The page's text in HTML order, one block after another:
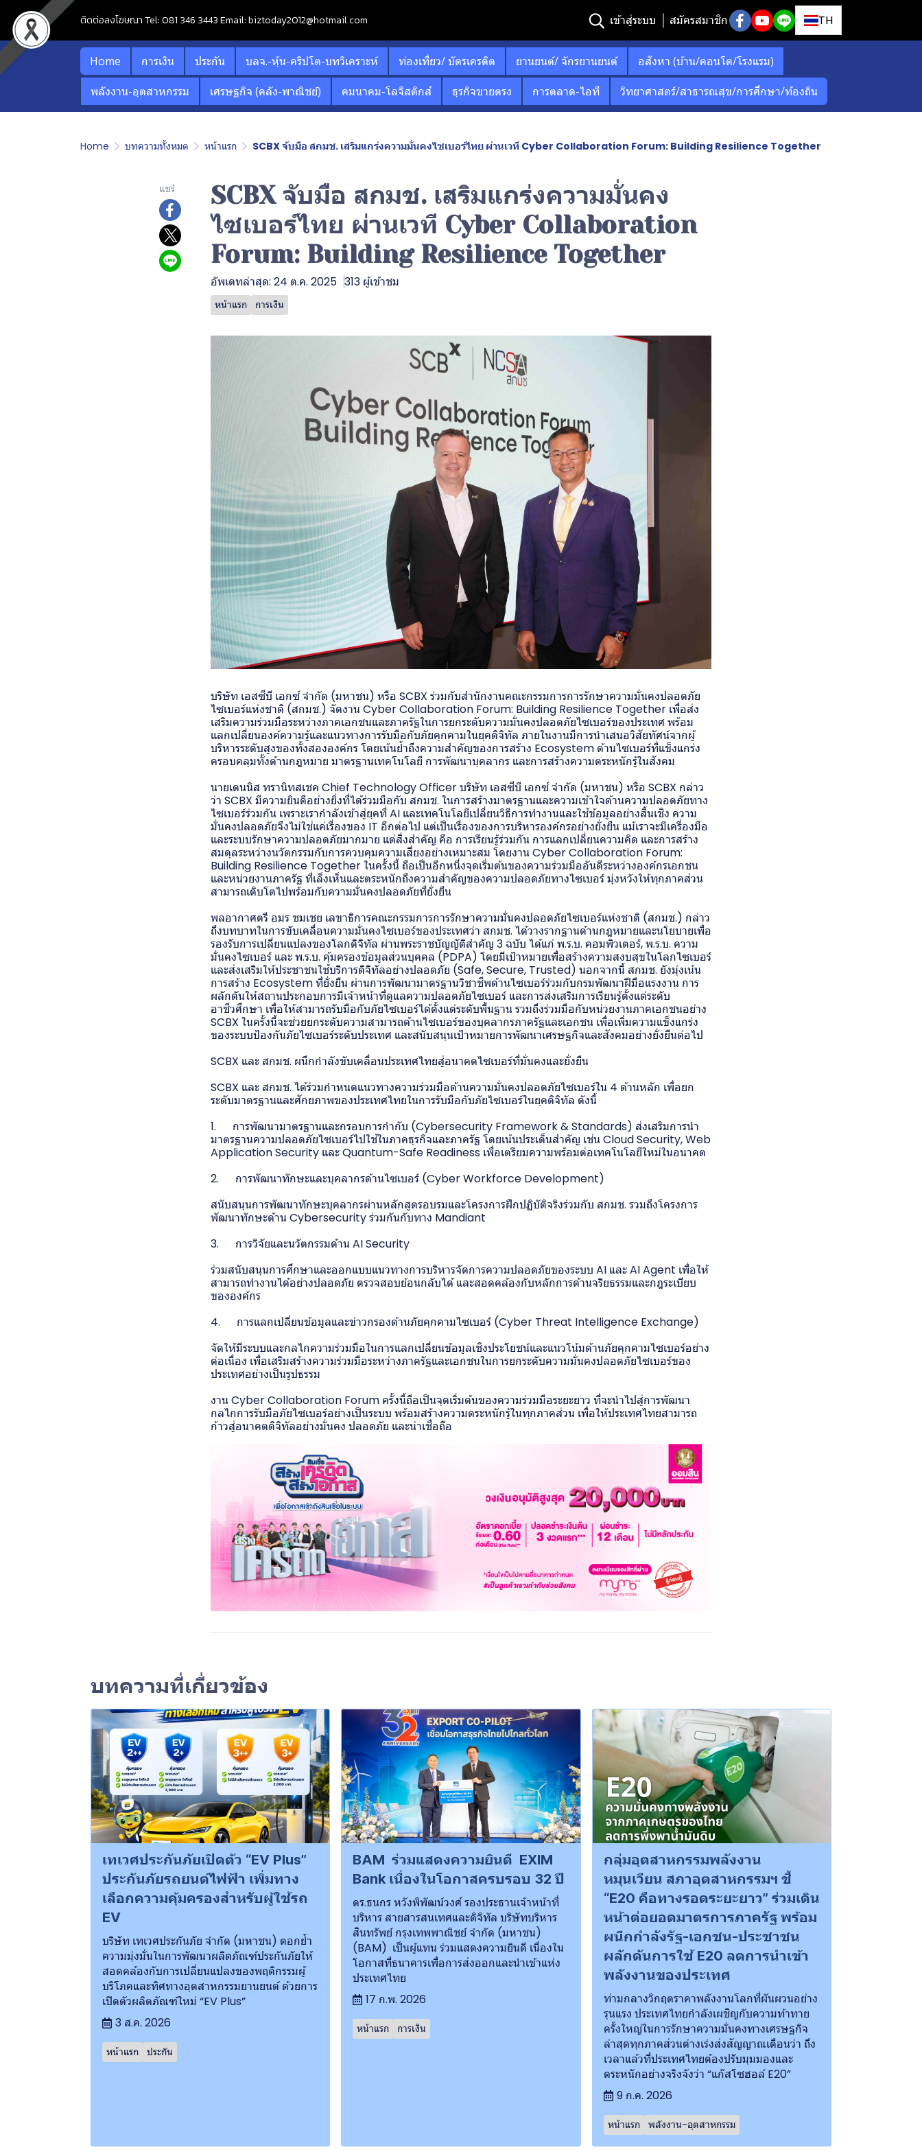
ติดต่อลงโฆษณา Tel: 081 346 3443 Email: biztoday2012@hotmail.com เข้าสู่ระบบ สมัครสมาชิก TH
Home การเงิน ประกัน บลจ.-หุ้น-คริปโต-บทวิเคราะห์ ท่องเที่ยว/ บัตรเครดิต ยานยนต์/ จักรยานยนต์
อสังหา (บ้าน/คอนโด/โรงแรม)
พลังงาน-อุตสาหกรรม
เศรษฐกิจ (คลัง-พาณิชย์) คมนาคม-โลจิสติกส์ ธุรกิจขายตรง การตลาด-ไอที วิทยาศาสตร์/สาธารณสุข/การศึกษา/ท้องถิน
Home บทความทั้งหมด หน้าแรก SCBX จับมือ สกมช. เสริมแกร่งความมั่นคงไซเบอร์ไทย ผ่านเวที Cyber Collaboration Forum: Building Resilience Together
แชร์
SCBX จับมือ สกมช. เสริมแกร่งความมั่นคง
ไซเบอร์ไทย ผ่านเวที Cyber Collaboration
Forum: Building Resilience Together
อัพเดทล่าสุด: 24 ต.ค. 2025 313 ผู้เข้าชม
หน้าแรก การเงิน
บริษัท เอสซีบี เอกซ์ จำกัด (มหาชน) หรือ SCBX ร่วมกับสำนักงานคณะกรรมการการรักษาความมั่นคงปลอดภัย
ไซเบอร์แห่งชาติ (สกมช.) จัดงาน Cyber Collaboration Forum: Building Resilience Together เพื่อส่ง
เสริมความร่วมมือระหว่างภาคเอกชนและภาครัฐในการยกระดับความมั่นคงปลอดภัยไซเบอร์ของประเทศ พร้อม
แลกเปลี่ยนองค์ความรู้และแนวทางการรับมือกับภัยคุกคามในยุคดิจิทัล ภายในงานมีการนำเสนอวิสัยทัศน์จากผู้
บริหารระดับสูงของทั้งสององค์กร โดยเน้นย้ำถึงความสำคัญของการสร้าง Ecosystem ด้านไซเบอร์ที่แข็งแกร่ง
ครอบคลุมทั้งด้านกฎหมาย มาตรฐานเทคโนโลยี การพัฒนาบุคลากร และการสร้างความตระหนักรู้ในสังคม
นายเดนนิส ทรานิทสเชค Chief Technology Officer บริษัท เอสซีบี เอกซ์ จำกัด (มหาชน) หรือ SCBX กล่าว
ว่า SCBX มีความยินดีอย่างยิ่งที่ได้ร่วมมือกับ สกมช. ในการสร้างมาตรฐานและความเข้าใจด้านความปลอดภัยทาง
ไซเบอร์ร่วมกัน เพราะเรากำลังเข้าสู่ยุคที่ AI และเทคโนโลยีเปลี่ยนวิธีการทำงานและใช้ข้อมูลอย่างสิ้นเชิง ความ
มั่นคงปลอดภัยจึงไม่ใช่แค่เรื่องของ IT อีกต่อไป แต่เป็นเรื่องของการบริหารองค์กรอย่างยั่งยืน แม้เราจะมีเครื่องมือ
และระบบรักษาความปลอดภัยมากมาย แต่สิ่งสำคัญ คือ การเรียนรู้ร่วมกัน การแลกเปลี่ยนความคิด และการสร้าง
สมดุลระหว่างนวัตกรรมกับการควบคุมความเสี่ยงอย่างเหมาะสม โดยงาน Cyber Collaboration Forum:
Building Resilience Together ในครั้งนี้ ถือเป็นอีกหนึ่งจุดเริ่มต้นของความร่วมมืออันดีระหว่างองค์กรเอกชน
และหน่วยงานภาครัฐ ที่เล็งเห็นและตระหนักถึงความสำคัญของความปลอดภัยทางไซเบอร์ มุ่งหวังให้ทุกภาคส่วน
สามารถเติบโตไปพร้อมกับความมั่นคงปลอดภัยที่ยั่งยืน
พลอากาศตรี อมร ชมเชย เลขาธิการคณะกรรมการการรักษาความมั่นคงปลอดภัยไซเบอร์แห่งชาติ (สกมช.) กล่าว
ถึงบทบาทในการขับเคลื่อนความมั่นคงไซเบอร์ของประเทศว่า สกมช. ได้วางรากฐานด้านกฎหมายและนโยบายเพื่อ
รองรับการเปลี่ยนแปลงของโลกดิจิทัล ผ่านพระราชบัญญัติสำคัญ 3 ฉบับ ได้แก่ พ.ร.บ. คอมพิวเตอร์, พ.ร.บ. ความ
มั่นคงไซเบอร์ และ พ.ร.บ. คุ้มครองข้อมูลส่วนบุคคล (PDPA) โดยมีเป้าหมายเพื่อสร้างความสงบสุขในโลกไซเบอร์
และส่งเสริมให้ประชาชนใช้บริการดิจิทัลอย่างปลอดภัย (Safe, Secure, Trusted) นอกจากนี้ สกมช. ยังมุ่งเน้น
การสร้าง Ecosystem ที่ยั่งยืน ผ่านการพัฒนามาตรฐานวิชาชีพด้านไซเบอร์ร่วมกับกรมพัฒนาฝีมือแรงงาน การ
ผลักดันให้สถานประกอบการมีเจ้าหน้าที่ดูแลความปลอดภัยไซเบอร์ และการส่งเสริมการเรียนรู้ตั้งแต่ระดับ
อาชีวศึกษา เพื่อให้สามารถรับมือกับภัยไซเบอร์ได้ตั้งแต่ระดับพื้นฐาน รวมถึงร่วมมือกับหน่วยงานภาคเอกชนอย่าง
SCBX ในครั้งนี้จะช่วยยกระดับความสามารถด้านไซเบอร์ของบุคลากรภาครัฐและเอกชน เพื่อเพิ่มความแข็งแกร่ง
ของระบบป้องกันภัยไซเบอร์ระดับประเทศ และสนับสนุนเป้าหมายการพัฒนาเศรษฐกิจและสังคมอย่างยั่งยืนต่อไป
SCBX และ สกมช. ผนึกกำลังขับเคลื่อนประเทศไทยสู่อนาคตไซเบอร์ที่มั่นคงและยั่งยืน
SCBX และ สกมช. ได้ร่วมกำหนดแนวทางความร่วมมือด้านความมั่นคงปลอดภัยไซเบอร์ใน 4 ด้านหลัก เพื่อยก
ระดับมาตรฐานและศักยภาพของประเทศไทยในการรับมือกับภัยไซเบอร์ในยุคดิจิทัล ดังนี้
1. การพัฒนามาตรฐานและกรอบการกำกับ (Cybersecurity Framework & Standards) ส่งเสริมการนำ
มาตรฐานความปลอดภัยไซเบอร์ไปใช้ในภาคธุรกิจและภาครัฐ โดยเน้นประเด็นสำคัญ เช่น Cloud Security, Web
Application Security และ Quantum-Safe Readiness เพื่อเตรียมความพร้อมต่อเทคโนโลยีใหม่ในอนาคต
2. การพัฒนาทักษะและบุคลากรด้านไซเบอร์ (Cyber Workforce Development)
สนับสนุนการพัฒนาทักษะบุคลากรผ่านหลักสูตรอบรมและโครงการฝึกปฏิบัติจริงร่วมกับ สกมช. รวมถึงโครงการ
พัฒนาทักษะด้าน Cybersecurity ร่วมกันกับทาง Mandiant
3. การวิจัยและนวัตกรรมด้าน AI Security
ร่วมสนับสนุนการศึกษาและออกแบบแนวทางการบริหารจัดการความปลอดภัยของระบบ AI และ AI Agent เพื่อให้
สามารถทำงานได้อย่างปลอดภัย ตรวจสอบย้อนกลับได้ และสอดคล้องกับหลักการด้านจริยธรรมและกฎระเบียบ
ขององค์กร
4. การแลกเปลี่ยนข้อมูลและข่าวกรองด้านภัยคุกคามไซเบอร์ (Cyber Threat Intelligence Exchange)
จัดให้มีระบบและกลไกความร่วมมือในการแลกเปลี่ยนข้อมูลเชิงประโยชน์และแนวโน้มด้านภัยคุกคามไซเบอร์อย่าง
ต่อเนื่อง เพื่อเสริมสร้างความร่วมมือระหว่างภาครัฐและเอกชนในการยกระดับความมั่นคงปลอดภัยไซเบอร์ของ
ประเทศอย่างเป็นรูปธรรม
งาน Cyber Collaboration Forum ครั้งนี้ถือเป็นจุดเริ่มต้นของความร่วมมือระยะยาว ที่จะนำไปสู่การพัฒนา
กลไกการรับมือภัยไซเบอร์อย่างเป็นระบบ พร้อมสร้างความตระหนักรู้ในทุกภาคส่วน เพื่อให้ประเทศไทยสามารถ
ก้าวสู่อนาคตดิจิทัลอย่างมั่นคง ปลอดภัย และน่าเชื่อถือ
บทความที่เกี่ยวข้อง
เทเวศประกันภัยเปิดตัว “EV Plus”
ประกันภัยรถยนต์ไฟฟ้า เพิ่มทาง
เลือกความคุ้มครองสำหรับผู้ใช้รถ
EV
บริษัท เทเวศประกันภัย จำกัด (มหาชน) ตอกย้ำ
ความมุ่งมั่นในการพัฒนาผลิตภัณฑ์ประกันภัยให้
สอดคล้องกับการเปลี่ยนแปลงของพฤติกรรมผู้
บริโภคและทิศทางอุตสาหกรรมยานยนต์ ด้วยการ
เปิดตัวผลิตภัณฑ์ใหม่ “EV Plus”
3 ส.ค. 2026
หน้าแรก ประกัน
BAM ร่วมแสดงความยินดี EXIM
Bank เนื่องในโอกาสครบรอบ 32 ปี
ดร.ธนกร หวังพิพัฒน์วงศ์ รองประธานเจ้าหน้าที่
บริหาร สายสารสนเทศและดิจิทัล บริษัทบริหาร
สินทรัพย์ กรุงเทพพาณิชย์ จำกัด (มหาชน)
(BAM) เป็นผู้แทน ร่วมแสดงความยินดี เนื่องใน
โอกาสที่ธนาคารเพื่อการส่งออกและนำเข้าแห่ง
ประเทศไทย
17 ก.พ. 2026
หน้าแรก การเงิน
กลุ่มอุตสาหกรรมพลังงาน
หมุนเวียน สภาอุตสาหกรรมฯ ชี้
“E20 คือทางรอดระยะยาว” ร่วมเดิน
หน้าต่อยอดมาตรการภาครัฐ พร้อม
ผนึกกำลังรัฐ-เอกชน-ประชาชน
ผลักดันการใช้ E20 ลดการนำเข้า
พลังงานของประเทศ
ท่ามกลางวิกฤตราคาพลังงานโลกที่ผันผวนอย่าง
รุนแรง ประเทศไทยกำลังเผชิญกับความท้าทาย
ครั้งใหญ่ในการรักษาความมั่นคงทางเศรษฐกิจ
ล่าสุดทุกภาคส่วนต่างเร่งส่งสัญญาณเตือนว่า ถึง
เวลาแล้วที่ประเทศไทยต้องปรับมุมมองและ
ตระหนักอย่างจริงจังว่า “แก๊สโซฮอล์ E20”
9 ก.ค. 2026
หน้าแรก พลังงาน-อุตสาหกรรม